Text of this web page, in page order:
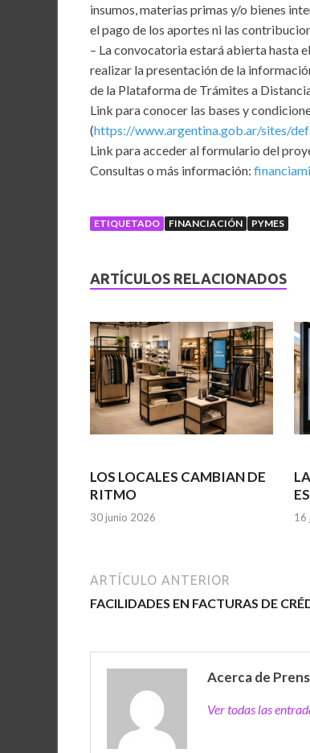
insumos, materias primas y/o bienes
el pago de los aportes ni las
– La convocatoria estará abierta hasta
realizar la presentación de la
de la Plataforma de Trámites a
Link para conocer las bases y
(https://www.argentina.gob.ar/sites/
Link para acceder al formulario del
Consultas o más información:
ETIQUETADO FINANCIACIÓN PYMES
ARTÍCULOS RELACIONADOS
LOS LOCALES CAMBIAN DE
RITMO
30 junio 2026 16
ARTÍCULO ANTERIOR
FACILIDADES EN FACTURAS DE
Acerca de
Ver todas las